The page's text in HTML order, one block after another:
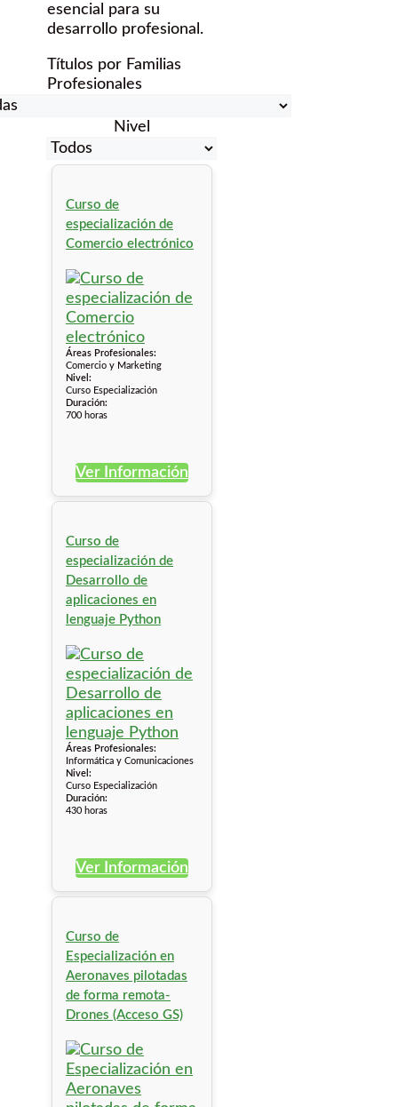
esencial para su
desarrollo profesional.
Títulos por Familias
Profesionales
Nivel
Curso de
especialización de
Comercio electrónico
Áreas Profesionales:
Comercio y Marketing
Nivel:
Curso Especialización
Duración:
700 horas
Ver Información
Curso de
especialización de
Desarrollo de
aplicaciones en
lenguaje Python
Áreas Profesionales:
Informática y Comunicaciones
Nivel:
Curso Especialización
Duración:
430 horas
Ver Información
Curso de
Especialización en
Aeronaves pilotadas
de forma remota-
Drones (Acceso GS)